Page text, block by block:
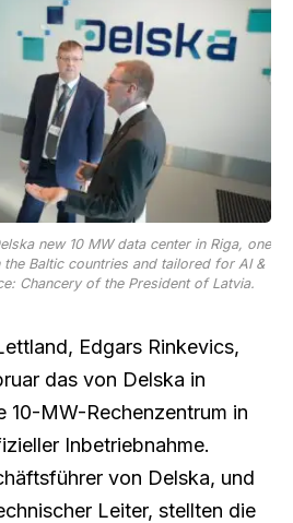
new 10 MW data center in Riga, one
Baltic countries and tailored for AI &
Chancery of the President of Latvia.
Edgars Rinkevics,
das von Delska in
10-MW-Rechenzentrum in
Inbetriebnahme.
von Delska, und
Leiter, stellten die